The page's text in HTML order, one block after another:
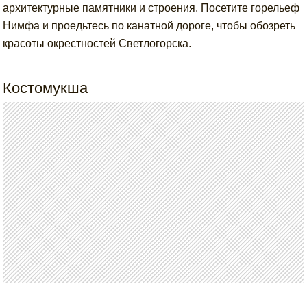
архитектурные памятники и строения. Посетите горельеф
Нимфа и проедьтесь по канатной дороге, чтобы обозреть
красоты окрестностей Светлогорска.
Костомукша